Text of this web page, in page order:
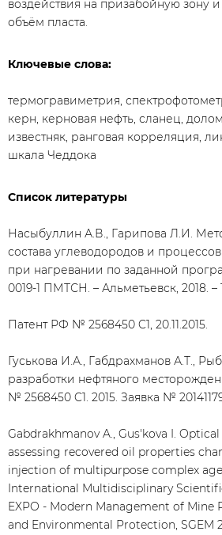
воздействия на призабойную зону
объём пласта.
Ключевые слова:
термогравиметрия,
керн, керновая нефть, сланец,
известняк, ранговая корреляция,
шкала Чеддока
Список литературы
Насыбуллин А.В., Гарипова Л.И.
состава углеводородов и
при нагревании по заданной
0019-1 ПМТСН. – Альметьевск, 2018. –
Патент РФ № 2568450 C1, 20.11.2015.
Гуськова И.А., Габдрахманов А.Т.,
разработки нефтяного
№ 2568450 C1. 2015. Заявка №
Gabdrakhmanov A., Gus'kova I.
assessing recovered oil properties
injection of multipurpose complex
International Multidisciplinary
EXPO - Modern Management of Mine
and Environmental Protection, SGEM